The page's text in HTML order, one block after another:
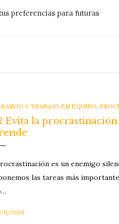
Y TRABAJO EN EQUIPO,
Evita la
es un enemigo
las tareas más
11/2024
preferencias para futuras